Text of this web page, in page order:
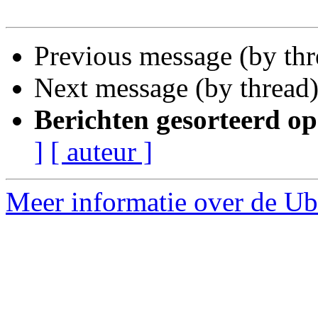
Previous message (by
Next message (by
Berichten gesorteerd
] [ auteur ]
Meer informatie over de